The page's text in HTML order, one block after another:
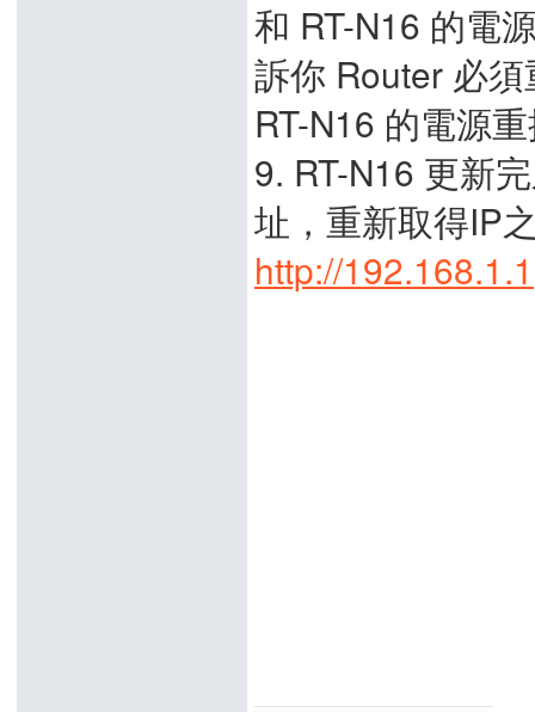
和 RT-N16 的電
訴你 Router 必
RT-N16 的電源
9. RT-N16 更新
址，重新取得IP
http://192.168.1.1